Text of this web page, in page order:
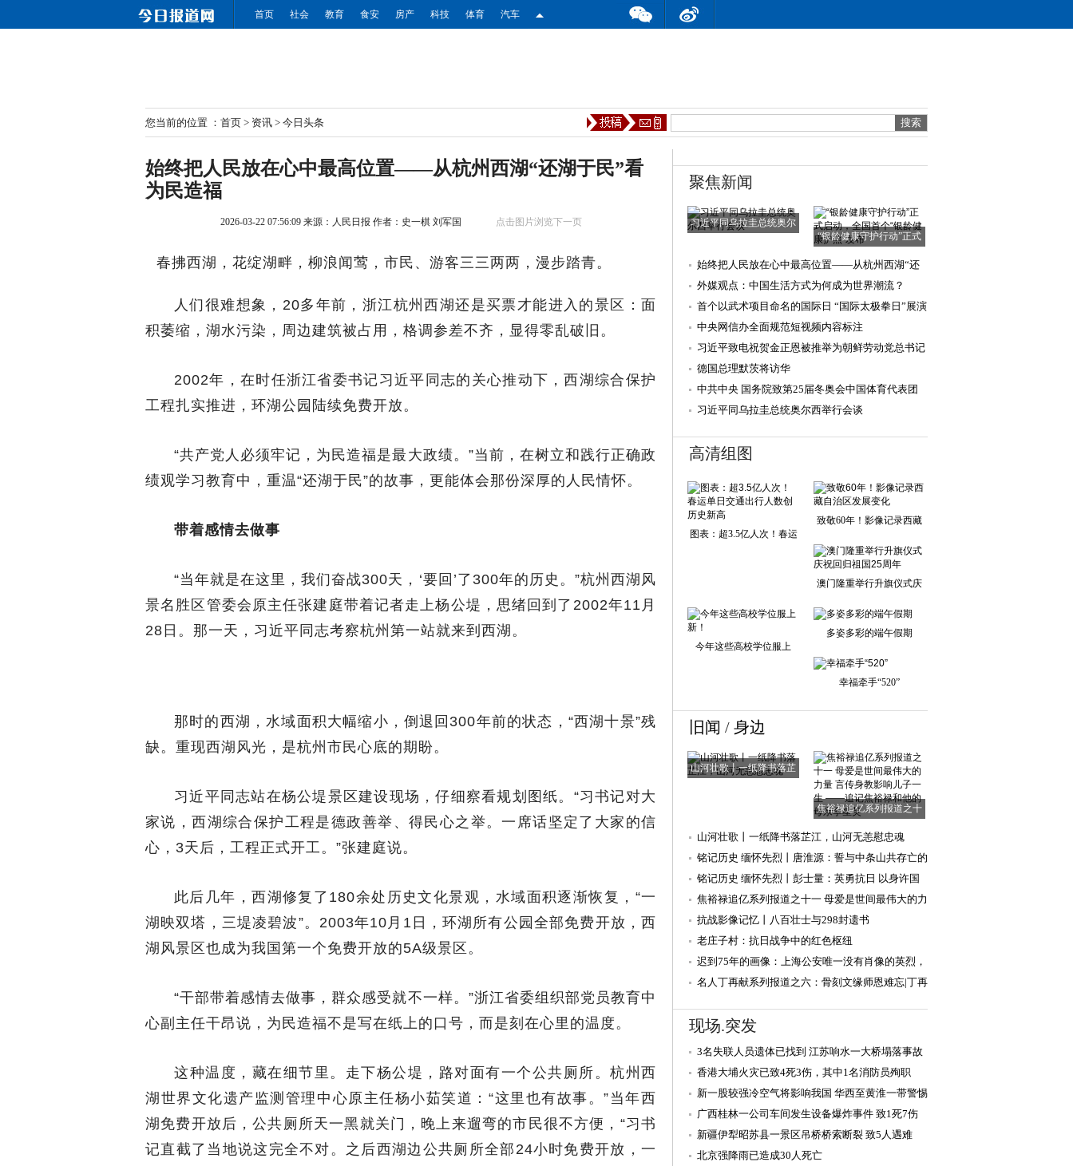
首页 社会 教育 食安 房产 科技 体育 汽车
您当前的位置 ： 首页 > 资讯 > 今日头条
始终把人民放在心中最高位置——从杭州西湖“还湖于民”看
为民造福
2026-03-22 07:56:09 来源：人民日报 作者：史一棋 刘军国 点击图片浏览下一页
春拂西湖，花绽湖畔，柳浪闻莺，市民、游客三三两两，漫步踏青。
人们很难想象，20多年前，浙江杭州西湖还是买票才能进入的景区：面
积萎缩，湖水污染，周边建筑被占用，格调参差不齐，显得零乱破旧。
2002年，在时任浙江省委书记习近平同志的关心推动下，西湖综合保护
工程扎实推进，环湖公园陆续免费开放。
“共产党人必须牢记，为民造福是最大政绩。”当前，在树立和践行正确政
绩观学习教育中，重温“还湖于民”的故事，更能体会那份深厚的人民情怀。
带着感情去做事
“当年就是在这里，我们奋战300天，‘要回’了300年的历史。”杭州西湖风
景名胜区管委会原主任张建庭带着记者走上杨公堤，思绪回到了2002年11月
28日。那一天，习近平同志考察杭州第一站就来到西湖。
那时的西湖，水域面积大幅缩小，倒退回300年前的状态，“西湖十景”残
缺。重现西湖风光，是杭州市民心底的期盼。
习近平同志站在杨公堤景区建设现场，仔细察看规划图纸。“习书记对大
家说，西湖综合保护工程是德政善举、得民心之举。一席话坚定了大家的信
心，3天后，工程正式开工。”张建庭说。
此后几年，西湖修复了180余处历史文化景观，水域面积逐渐恢复，“一
湖映双塔，三堤凌碧波”。2003年10月1日，环湖所有公园全部免费开放，西
湖风景区也成为我国第一个免费开放的5A级景区。
“干部带着感情去做事，群众感受就不一样。”浙江省委组织部党员教育中
心副主任干昂说，为民造福不是写在纸上的口号，而是刻在心里的温度。
这种温度，藏在细节里。走下杨公堤，路对面有一个公共厕所。杭州西
湖世界文化遗产监测管理中心原主任杨小茹笑道：“这里也有故事。”当年西
湖免费开放后，公共厕所天一黑就关门，晚上来遛弯的市民很不方便，“习书
记直截了当地说这完全不对。之后西湖边公共厕所全部24小时免费开放，一
聚焦新闻
习近平同乌拉圭总统奥尔
“银龄健康守护行动”正式
始终把人民放在心中最高位置——从杭州西湖“还
湖于民”看为民
外媒观点：中国生活方式为何成为世界潮流？
首个以武术项目命名的国际日 “国际太极拳日”展演
活动举行
中央网信办全面规范短视频内容标注
习近平致电祝贺金正恩被推举为朝鲜劳动党总书记
德国总理默茨将访华
中共中央 国务院致第25届冬奥会中国体育代表团
的贺电
习近平同乌拉圭总统奥尔西举行会谈
高清组图
图表：超3.5亿人次！春运
致敬60年！影像记录西藏
自治区发展变化
澳门隆重举行升旗仪式庆
祝回归祖国25周
今年这些高校学位服上
多姿多彩的端午假期
幸福牵手“520”
旧闻 / 身边
山河壮歌丨一纸降书落芷
焦裕禄追亿系列报道之十
山河壮歌丨一纸降书落芷江，山河无恙慰忠魂
铭记历史 缅怀先烈丨唐淮源：誓与中条山共存亡的
抗日英烈
铭记历史 缅怀先烈丨彭士量：英勇抗日 以身许国
焦裕禄追亿系列报道之十一 母爱是世间最伟大的力
量 言传身教
抗战影像记忆丨八百壮士与298封遗书
老庄子村：抗日战争中的红色枢纽
迟到75年的画像：上海公安唯一没有肖像的英烈，
重现年轻模样
名人丁再献系列报道之六：骨刻文缘师恩难忘|丁再
现场.突发
3名失联人员遗体已找到 江苏响水一大桥塌落事故
造成5人死亡
香港大埔火灾已致4死3伤，其中1名消防员殉职
新一股较强冷空气将影响我国 华西至黄淮一带警惕
持续降雨致灾
广西桂林一公司车间发生设备爆炸事件 致1死7伤
新疆伊犁昭苏县一景区吊桥桥索断裂 致5人遇难
北京强降雨已造成30人死亡